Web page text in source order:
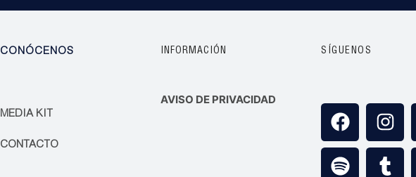
CONÓCENOS
MEDIA KIT
CONTACTO
INFORMACIÓN
AVISO DE PRIVACIDAD
SÍGUENOS